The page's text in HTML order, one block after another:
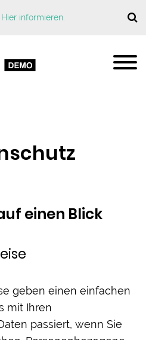
Hier informieren.
einen Blick
geben einen einfachen
mit Ihren
passiert, wenn Sie